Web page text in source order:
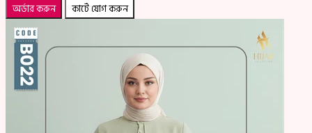
অর্ডার করুন কার্টে যোগ করুন